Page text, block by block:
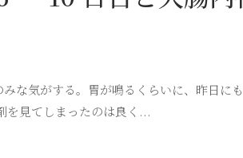
な気がする。胃が鳴るくらいに、昨日に
を見てしまったのは良く...